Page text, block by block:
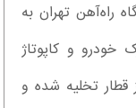
راه‌آهن تهران به
و کاپوتاژ
قطار تخلیه شده و